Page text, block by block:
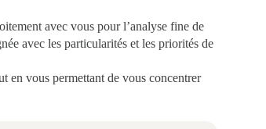
avec vous pour l’analyse fine de
avec les particularités et les priorités de
en vous permettant de vous concentrer